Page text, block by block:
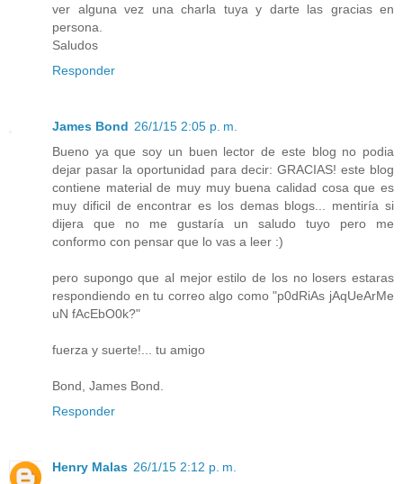
ver alguna vez una charla tuya y darte las gracias en
persona.
Saludos
Responder
James Bond 26/1/15 2:05 p. m.
Bueno ya que soy un buen lector de este blog no podia
dejar pasar la oportunidad para decir: GRACIAS! este blog
contiene material de muy muy buena calidad cosa que es
muy dificil de encontrar es los demas blogs... mentiría si
dijera que no me gustaría un saludo tuyo pero me
conformo con pensar que lo vas a leer :)
pero supongo que al mejor estilo de los no losers estaras
respondiendo en tu correo algo como "p0dRiAs jAqUeArMe
uN fAcEbO0k?"
fuerza y suerte!... tu amigo
Bond, James Bond.
Responder
Henry Malas 26/1/15 2:12 p. m.